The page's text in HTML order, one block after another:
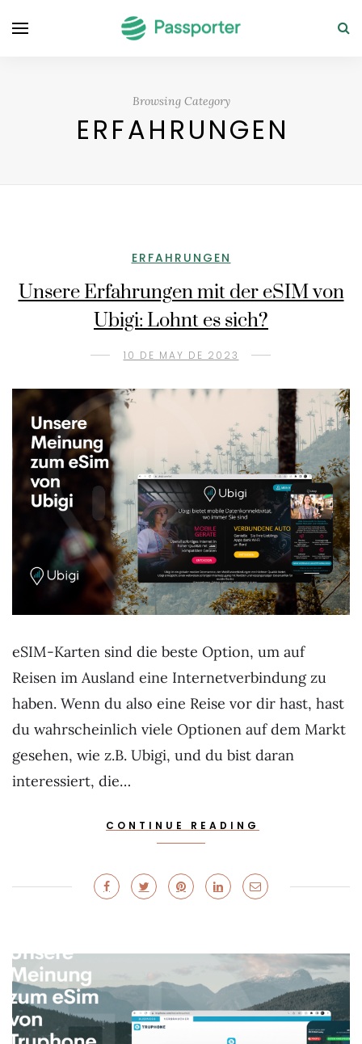
Browsing Category
ERFAHRUNGEN
ERFAHRUNGEN
Unsere Erfahrungen mit der eSIM von
Ubigi: Lohnt es sich?
10 DE MAY DE 2023
eSIM-Karten sind die beste Option, um auf
Reisen im Ausland eine Internetverbindung zu
haben. Wenn du also eine Reise vor dir hast, hast
du wahrscheinlich viele Optionen auf dem Markt
gesehen, wie z.B. Ubigi, und du bist daran
interessiert, die…
CONTINUE READING